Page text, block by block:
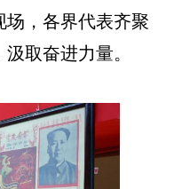
场，各界代表齐聚
取奋进力量。